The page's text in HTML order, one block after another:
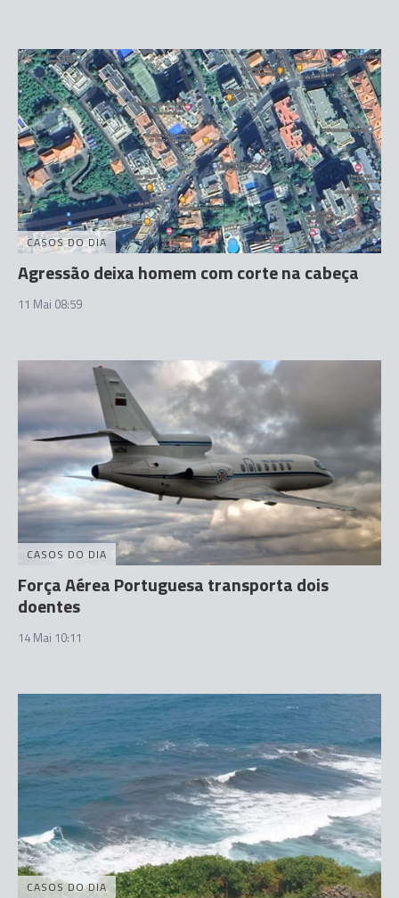
CASOS DO DIA
Agressão deixa homem com corte na cabeça
11 Mai 08:59
CASOS DO DIA
Força Aérea Portuguesa transporta dois
doentes
14 Mai 10:11
CASOS DO DIA